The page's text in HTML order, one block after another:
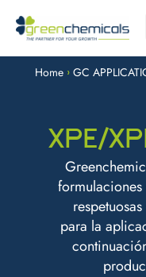
Home> GC
XPE/
para la